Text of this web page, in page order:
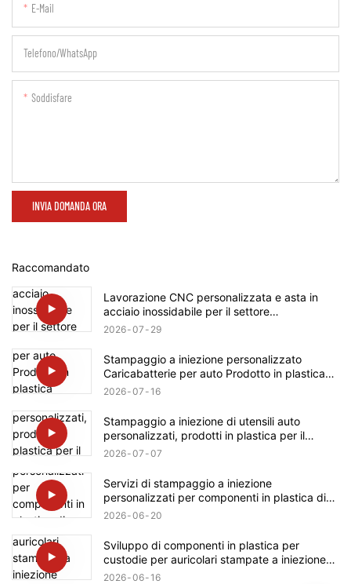
E-Mail
Telefono/WhatsApp
Soddisfare
INVIA DOMANDA ORA
Raccomandato
Lavorazione CNC personalizzata e asta in
acciaio inossidabile per il settore
automobilistico con albero a vite per Rolls-
2026 07 29
Stampaggio a iniezione personalizzato
Caricabatterie per auto Prodotto in plastica
Componenti automobilistici Produzione per
2026 07 16
Stampaggio a iniezione di utensili auto
personalizzati, prodotti in plastica per il
settore automobilistico e BMW
2026 07 07
Servizi di stampaggio a iniezione
personalizzati per componenti in plastica di
elettrodomestici, prodotto per Bosch
2026 06 20
Sviluppo di componenti in plastica per
custodie per auricolari stampate a iniezione
personalizzate per il settore automobilistico
2026 06 16